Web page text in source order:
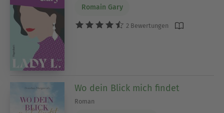
Romain Gary
2 Bewertungen
Wo dein Blick mich findet
Roman